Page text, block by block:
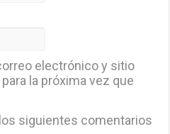
electrónico y sitio
la próxima vez que
siguientes comentarios